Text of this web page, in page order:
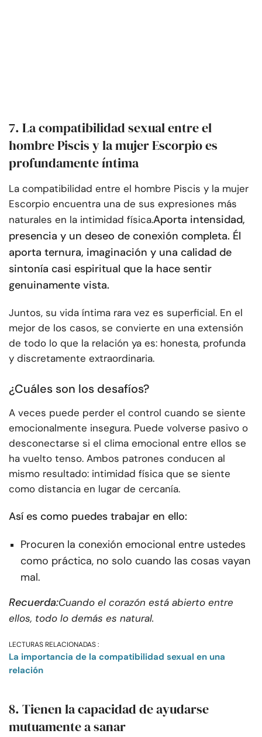
7. La compatibilidad sexual entre el
hombre Piscis y la mujer Escorpio es
profundamente íntima
La compatibilidad entre el hombre Piscis y la mujer
Escorpio encuentra una de sus expresiones más
naturales en la intimidad física.Aporta intensidad,
presencia y un deseo de conexión completa. Él
aporta ternura, imaginación y una calidad de
sintonía casi espiritual que la hace sentir
genuinamente vista.
Juntos, su vida íntima rara vez es superficial. En el
mejor de los casos, se convierte en una extensión
de todo lo que la relación ya es: honesta, profunda
y discretamente extraordinaria.
¿Cuáles son los desafíos?
A veces puede perder el control cuando se siente
emocionalmente insegura. Puede volverse pasivo o
desconectarse si el clima emocional entre ellos se
ha vuelto tenso. Ambos patrones conducen al
mismo resultado: intimidad física que se siente
como distancia en lugar de cercanía.
Así es como puedes trabajar en ello:
Procuren la conexión emocional entre ustedes
como práctica, no solo cuando las cosas vayan
mal.
Recuerda:Cuando el corazón está abierto entre
ellos, todo lo demás es natural.
LECTURAS RELACIONADAS :
La importancia de la compatibilidad sexual en una
relación
8. Tienen la capacidad de ayudarse
mutuamente a sanar